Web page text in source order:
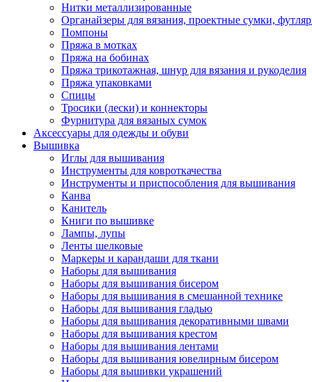
Нитки металлизированные
Органайзеры для вязания, проектные сумки,
Помпоны
Пряжа в мотках
Пряжа на бобинах
Пряжа трикотажная, шнур для вязания и рукоделия
Пряжа упаковками
Спицы
Тросики (лески) и коннекторы
Фурнитура для вязаных сумок
Аксессуары для одежды и обуви
Вышивка
Иглы для вышивания
Инструменты для ковроткачества
Инструменты и приспособления для вышивания
Канва
Канитель
Книги по вышивке
Лампы, лупы
Ленты шелковые
Маркеры и карандаши для ткани
Наборы для вышивания
Наборы для вышивания бисером
Наборы для вышивания в смешанной технике
Наборы для вышивания гладью
Наборы для вышивания декоративными швами
Наборы для вышивания крестом
Наборы для вышивания лентами
Наборы для вышивания ювелирным бисером
Наборы для вышивки украшений